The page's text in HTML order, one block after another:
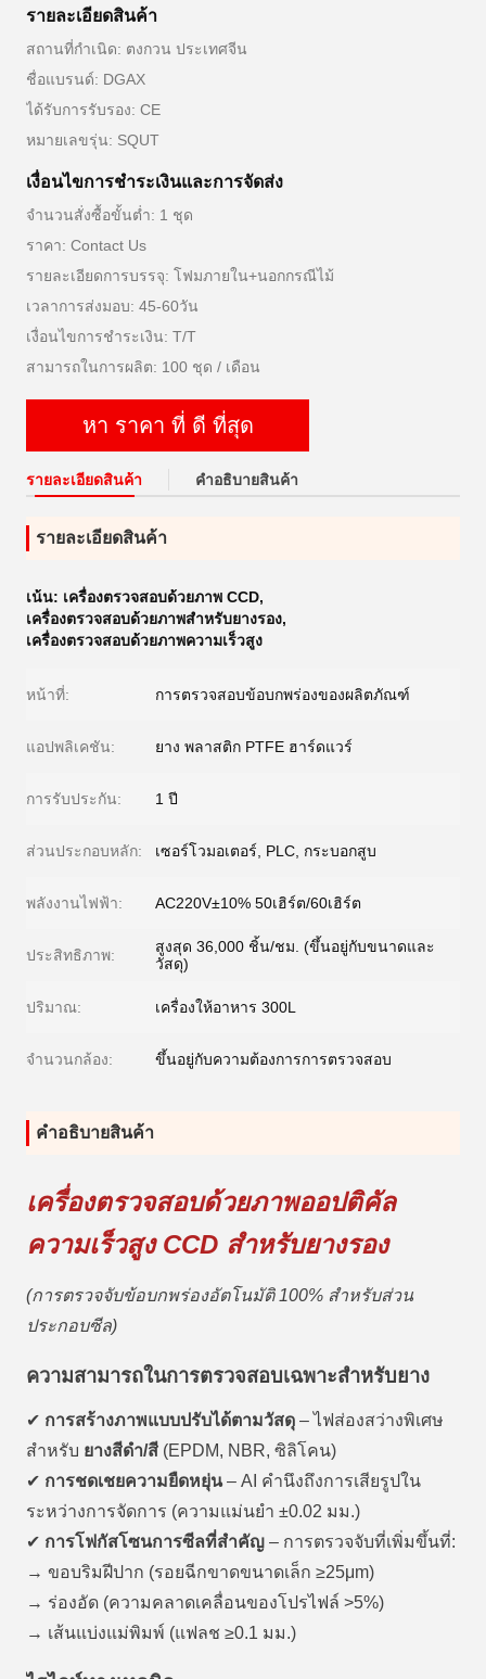
รายละเอียดสินค้า
สถานที่กำเนิด: ตงกวน ประเทศจีน
ชื่อแบรนด์: DGAX
ได้รับการรับรอง: CE
หมายเลขรุ่น: SQUT
เงื่อนไขการชําระเงินและการจัดส่ง
จำนวนสั่งซื้อขั้นต่ำ: 1 ชุด
ราคา: Contact Us
รายละเอียดการบรรจุ: โฟมภายใน+นอกกรณีไม้
เวลาการส่งมอบ: 45-60วัน
เงื่อนไขการชำระเงิน: T/T
สามารถในการผลิต: 100 ชุด / เดือน
หา ราคา ที่ ดี ที่สุด
รายละเอียดสินค้า คําอธิบายสินค้า
รายละเอียดสินค้า
เน้น: เครื่องตรวจสอบด้วยภาพ CCD,
เครื่องตรวจสอบด้วยภาพสำหรับยางรอง,
เครื่องตรวจสอบด้วยภาพความเร็วสูง
หน้าที่: การตรวจสอบข้อบกพร่องของผลิตภัณฑ์
แอปพลิเคชัน: ยาง พลาสติก PTFE ฮาร์ดแวร์
การรับประกัน: 1 ปี
ส่วนประกอบหลัก: เซอร์โวมอเตอร์, PLC, กระบอกสูบ
พลังงานไฟฟ้า: AC220V±10% 50เฮิร์ต/60เฮิร์ต
ประสิทธิภาพ:
สูงสุด 36,000 ชิ้น/ชม. (ขึ้นอยู่กับขนาดและ
วัสดุ)
ปริมาณ: เครื่องให้อาหาร 300L
จำนวนกล้อง: ขึ้นอยู่กับความต้องการการตรวจสอบ
คําอธิบายสินค้า
เครื่องตรวจสอบด้วยภาพออปติคัล
ความเร็วสูง CCD สำหรับยางรอง
(การตรวจจับข้อบกพร่องอัตโนมัติ 100% สำหรับส่วน
ประกอบซีล)
ความสามารถในการตรวจสอบเฉพาะสำหรับยาง
✔ การสร้างภาพแบบปรับได้ตามวัสดุ – ไฟส่องสว่างพิเศษ
สำหรับ ยางสีดำ/สี (EPDM, NBR, ซิลิโคน)
✔ การชดเชยความยืดหยุ่น– AI คำนึงถึงการเสียรูปใน
ระหว่างการจัดการ (ความแม่นยำ ±0.02 มม.)
✔ การโฟกัสโซนการซีลที่สำคัญ – การตรวจจับที่เพิ่มขึ้นที่:
→ ขอบริมฝีปาก (รอยฉีกขาดขนาดเล็ก ≥25μm)
→ ร่องอัด (ความคลาดเคลื่อนของโปรไฟล์ >5%)
→ เส้นแบ่งแม่พิมพ์ (แฟลช ≥0.1 มม.)